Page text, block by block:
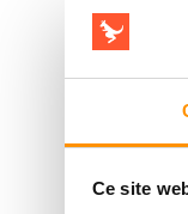
Ce site